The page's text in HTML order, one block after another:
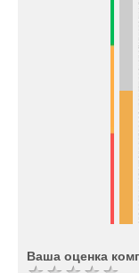
Ваша оценка